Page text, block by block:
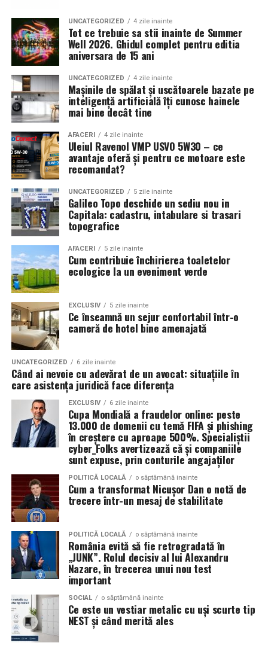
de transport: de la infiintare si operare zilnica, pana la
extindere si planificare strategica. Nu este doar o
formalitate birocratica, ci un sprijin real pentru
controlul financiar si dezvoltarea afacerii. O evidenta
contabila bine organizata inseamna mai putine riscuri,
decizii mai bune si o companie mai stabila pe termen
lung.
Beneficii și rezultate
Utilizarea procedeului AREC la Respysal oferă
pacienților multiple avantaje:
Ameliorarea rapidă a simptomelor respiratorii
dificultăți de respirație, tuse, secreţii pulmonare,
congestie.
La copii, după
reducere de80-90%a simptomelor specifice
astmului.
Reducerea tratamentului medicamentos
pacienți pot utiliza mai puține medicamente,
datorită efectului terapeutic sustenabil al
tratamentului cu sare.
Fără efecte secundare semnificative, ceea ce face
terapia potrivită pentru adulți, copii și persoane cu
sensibilități respiratorii speciale.
Creșterea calității vieţii: mai puţine episoade acute,
mai puţină nevoie să lipsească de la şcoală sau de
la activităţi fizice.
Comparativ cu alte procedee
Proce­dul AREC se diferenţiază de alte metode de
inhalare sau salinoterapie prin:
Sarea nu provine din simple blocuri de sare sau
pereţi salini; nu este doar efect decorativ sau
wellness. În AREC, atmosfera este creată cu
particule fine de sare, încărcate electric.
Spre deosebire de salinele artificiale care folosesc
vaporizatoare sau aerosoli umedi, procedeele
convenţionale nu garantează pătrunderea
particulelor mici în bronhii și nu oferă stabilitate a
UNCATEGORIZED 4 zile inainte
Tot ce trebuie sa stii inainte de Summer
Well 2026. Ghidul complet pentru editia
aniversara de 15 ani
UNCATEGORIZED 4 zile inainte
Mașinile de spălat și uscătoarele bazate pe
inteligență artificială îți cunosc hainele
mai bine decât tine
AFACERI 4 zile inainte
Uleiul Ravenol VMP USVO 5W30 – ce
avantaje oferă și pentru ce motoare este
recomandat?
UNCATEGORIZED 5 zile inainte
Galileo Topo deschide un sediu nou in
Capitala: cadastru, intabulare si trasari
topografice
AFACERI 5 zile inainte
Cum contribuie închirierea toaletelor
ecologice la un eveniment verde
EXCLUSIV 5 zile inainte
Ce înseamnă un sejur confortabil într-o
cameră de hotel bine amenajată
UNCATEGORIZED 6 zile inainte
Când ai nevoie cu adevărat de un avocat: situațiile în
care asistența juridică face diferența
EXCLUSIV 6 zile inainte
Cupa Mondială a fraudelor online: peste
13.000 de domenii cu temă FIFA și phishing
în creștere cu aproape 500%. Specialiștii
cyber_Folks avertizează că și companiile
sunt expuse, prin conturile angajaților
POLITICĂ LOCALĂ o săptămână inainte
Cum a transformat Nicușor Dan o notă de
trecere într-un mesaj de stabilitate
POLITICĂ LOCALĂ o săptămână inainte
România evită să fie retrogradată în
„JUNK”. Rolul decisiv al lui Alexandru
Nazare, în trecerea unui nou test
important
SOCIAL o săptămână inainte
Ce este un vestiar metalic cu uși scurte tip
NEST și când merită ales